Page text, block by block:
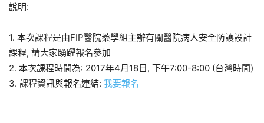
說明:
1. 本次課程是由FIP醫院藥學組主辦有關醫院病人安全防護設計
課程, 請大家踴躍報名參加
2. 本次課程時間為: 2017年4月18日, 下午7:00-8:00 (台灣時間)
3. 課程資訊與報名連結: 我要報名